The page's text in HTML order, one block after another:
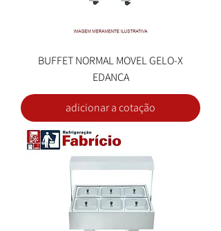
BUFFET NORMAL MOVEL GELO-X
EDANCA
adicionar a cotação